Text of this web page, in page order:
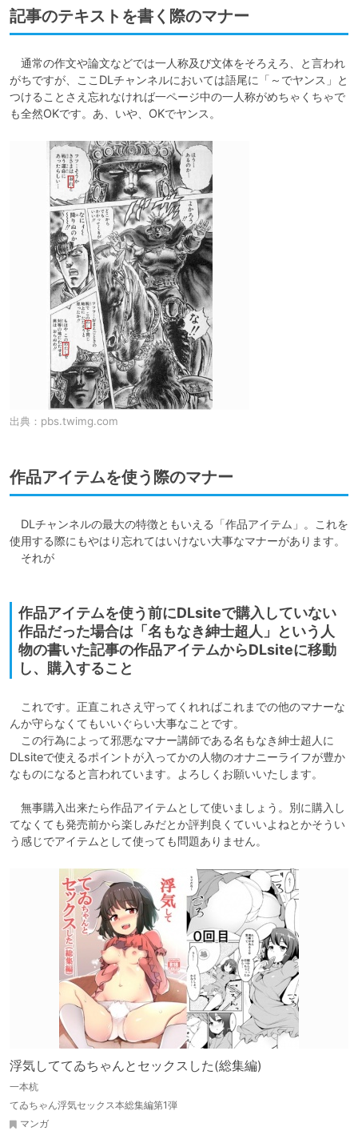
記事のテキストを書く際のマナー
通常の作文や論文などでは一人称及び文体をそろえろ、と言われ
がちですが、ここDLチャンネルにおいては語尾に「～でヤンス」と
つけることさえ忘れなければ一ページ中の一人称がめちゃくちゃで
も全然OKです。あ、いや、OKでヤンス。
出典： pbs.twimg.com
作品アイテムを使う際のマナー
DLチャンネルの最大の特徴ともいえる「作品アイテム」。これを
使用する際にもやはり忘れてはいけない大事なマナーがあります。
それが
作品アイテムを使う前にDLsiteで購入していない
作品だった場合は「名もなき紳士超人」という人
物の書いた記事の作品アイテムからDLsiteに移動
し、購入すること
これです。正直これさえ守ってくれればこれまでの他のマナーな
んか守らなくてもいいぐらい大事なことです。
この行為によって邪悪なマナー講師である名もなき紳士超人に
DLsiteで使えるポイントが入ってかの人物のオナニーライフが豊か
なものになると言われています。よろしくお願いいたします。
無事購入出来たら作品アイテムとして使いましょう。別に購入し
てなくても発売前から楽しみだとか評判良くていいよねとかそうい
う感じでアイテムとして使っても問題ありません。
浮気しててゐちゃんとセックスした(総集編)
一本杭
てゐちゃん浮気セックス本総集編第1弾
マンガ